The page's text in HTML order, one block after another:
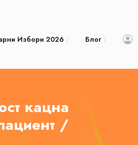
Избори 2026 Блог
кацна
/